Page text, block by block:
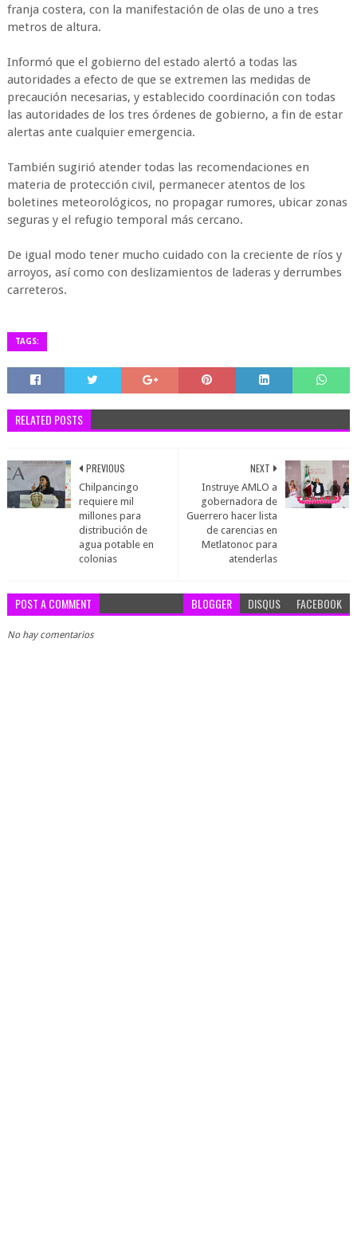
franja costera, con la manifestación de olas de uno a tres
metros de altura.
Informó que el gobierno del estado alertó a todas las
autoridades a efecto de que se extremen las medidas de
precaución necesarias, y establecido coordinación con todas
las autoridades de los tres órdenes de gobierno, a fin de estar
alertas ante cualquier emergencia.
También sugirió atender todas las recomendaciones en
materia de protección civil, permanecer atentos de los
boletines meteorológicos, no propagar rumores, ubicar zonas
seguras y el refugio temporal más cercano.
De igual modo tener mucho cuidado con la creciente de ríos y
arroyos, así como con deslizamientos de laderas y derrumbes
carreteros.
TAGS:
RELATED POSTS
NEXT
Instruye AMLO a
gobernadora de
Guerrero hacer lista
de carencias en
Metlatonoc para
atenderlas
PREVIOUS
Chilpancingo
requiere mil
millones para
distribución de
agua potable en
colonias
POST A COMMENT BLOGGER DISQUS FACEBOOK
No hay comentarios